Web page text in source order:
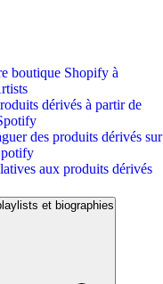
boutique Shopify à
dérivés à partir de
des produits dérivés sur
aux produits dérivés
et biographies